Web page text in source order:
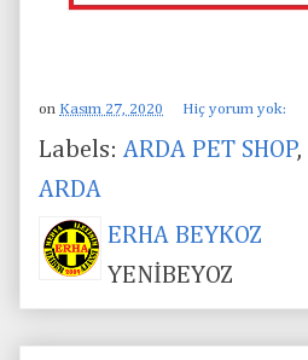
on Kasım 27, 2020 Hiç yorum yok:
Labels: ARDA PET SHOP,
ARDA
ERHA BEYKOZ
YENİBEYOZ